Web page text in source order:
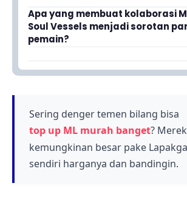
Update phase 2 dari kolaborasi
Vessels dirilis pada Januari 2026.
berkembang dengan penambahan
Apa yang membuat kolaborasi
Soul Vessels menjadi sorotan
pemain?
Kolaborasi ini menjadi sorotan
desain skin, dan sistem event yang
menarik bagi para pemain.
Sering denger temen bilang bisa
top up ML murah banget?
kemungkinan besar pake
sendiri harganya dan bandingin.